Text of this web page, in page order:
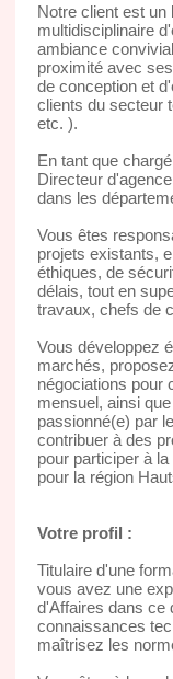
Notre client est un
multidisciplinaire
ambiance
proximité avec
de conception et
clients du secteur
etc. ).
En tant que
Directeur
dans les
Vous êtes
projets existants,
éthiques, de
délais, tout en
travaux, chefs de
Vous développez
marchés,
négociations pour
mensuel, ainsi
passionné(e) par
contribuer à des
pour participer à
pour la région
Votre profil :
Titulaire d'une
vous avez une
d'Affaires dans ce
connaissances
maîtrisez les